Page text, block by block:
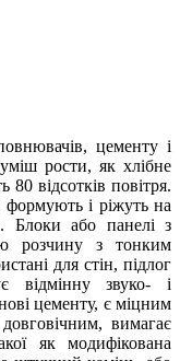
цементу і
рости, як хлібне
відсотків повітря.
формують і ріжуть на
Блоки або панелі з
розчину з тонким
для стін, підлог
відмінну звуко- і
цементу, є міцним
вимагає
як модифікована